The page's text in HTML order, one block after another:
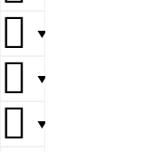
▼
▼
▼